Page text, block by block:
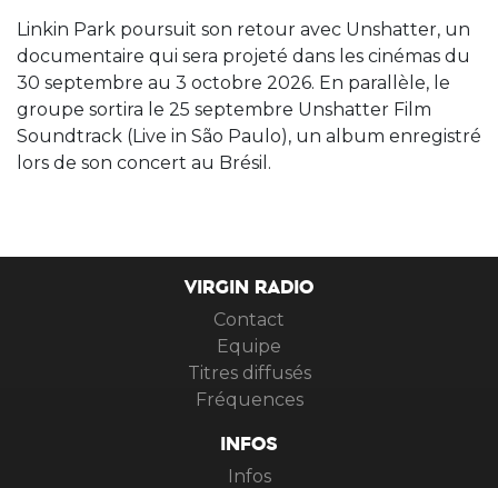
Linkin Park poursuit son retour avec Unshatter, un
documentaire qui sera projeté dans les cinémas du
30 septembre au 3 octobre 2026. En parallèle, le
groupe sortira le 25 septembre Unshatter Film
Soundtrack (Live in São Paulo), un album enregistré
lors de son concert au Brésil.
VIRGIN RADIO
Contact
Equipe
Titres diffusés
Fréquences
INFOS
Infos